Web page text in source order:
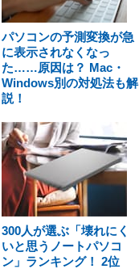
パソコンの予測変換が急
に表示されなくなっ
た……原因は？ Mac・
Windows別の対処法も解
説！
300人が選ぶ「壊れにく
いと思うノートパソコ
ン」ランキング！ 2位